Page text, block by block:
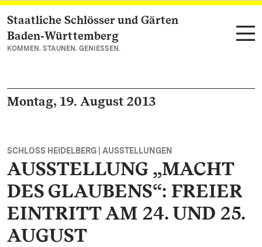
Zum Hauptinhalt springen
Staatliche Schlösser und Gärten
Baden‑Württemberg
KOMMEN. STAUNEN. GENIESSEN.
Montag, 19. August 2013
SCHLOSS HEIDELBERG | AUSSTELLUNGEN
AUSSTELLUNG „MACHT
DES GLAUBENS“: FREIER
EINTRITT AM 24. UND 25.
AUGUST